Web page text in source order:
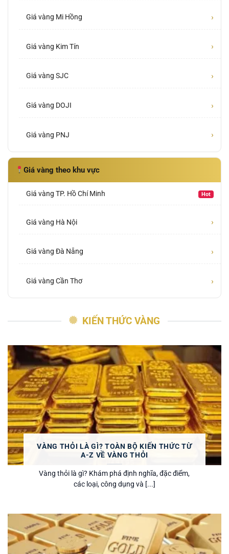
Giá vàng Mi Hồng ›
Giá vàng Kim Tín ›
Giá vàng SJC ›
Giá vàng DOJI ›
Giá vàng PNJ ›
Giá vàng theo khu vực
Giá vàng TP. Hồ Chí Minh Hot
Giá vàng Hà Nội ›
Giá vàng Đà Nẵng ›
Giá vàng Cần Thơ ›
KIẾN THỨC VÀNG
VÀNG THỎI LÀ GÌ? TOÀN BỘ KIẾN THỨC TỪ
A-Z VỀ VÀNG THỎI
Vàng thỏi là gì? Khám phá định nghĩa, đặc điểm,
các loại, công dụng và [...]